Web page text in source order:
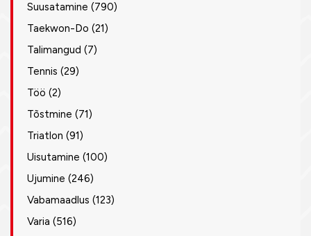
Suusatamine (790)
Taekwon-Do (21)
Talimangud (7)
Tennis (29)
Töö (2)
Tõstmine (71)
Triatlon (91)
Uisutamine (100)
Ujumine (246)
Vabamaadlus (123)
Varia (516)